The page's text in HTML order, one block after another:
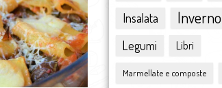
agosto 2015
luglio 2015
giugno 2015
maggio 2015
Insalata Inverno
Legumi Libri
Marmellate e composte